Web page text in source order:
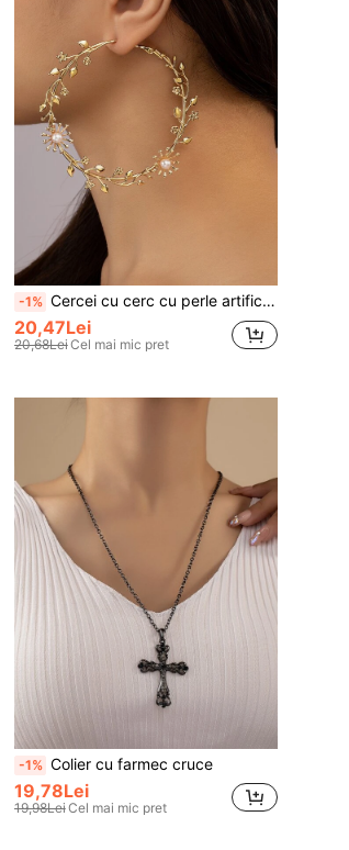
-1% Cercei cu cerc cu perle artificiale și frunze
20,47Lei
20,68LeiCel mai mic pret
-1% Colier cu farmec cruce
19,78Lei
19,98LeiCel mai mic pret